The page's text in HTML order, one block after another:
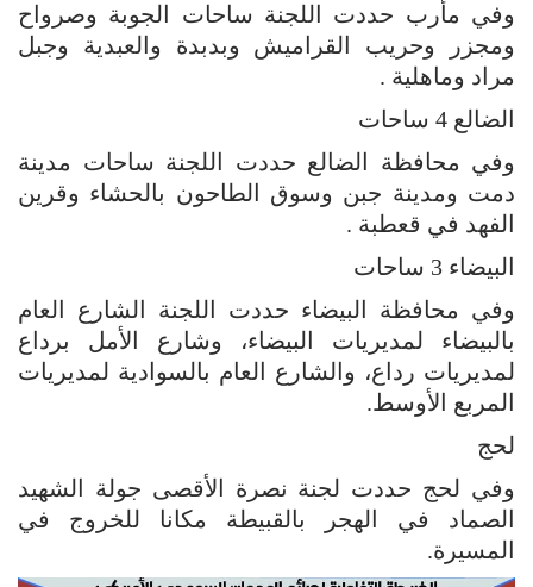
وفي مأرب حددت اللجنة ساحات الجوبة وصرواح
ومجزر وحريب القراميش وبدبدة والعبدية وجبل
مراد وماهلية .
الضالع 4 ساحات
وفي محافظة الضالع حددت اللجنة ساحات مدينة
دمت ومدينة جبن وسوق الطاحون بالحشاء وقرين
الفهد في قعطبة .
البيضاء 3 ساحات
وفي محافظة البيضاء حددت اللجنة الشارع العام
بالبيضاء لمديريات البيضاء، وشارع الأمل برداع
لمديريات رداع، والشارع العام بالسوادية لمديريات
المربع الأوسط.
لحج
وفي لحج حددت لجنة نصرة الأقصى جولة الشهيد
الصماد في الهجر بالقبيطة مكانا للخروج في
المسيرة.